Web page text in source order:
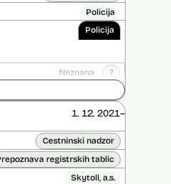
Policija
Policija
Neznana ?
Da ?
1. 12. 2021–
Cestninski nadzor
registrskih tablic
Skytoll, a.s.